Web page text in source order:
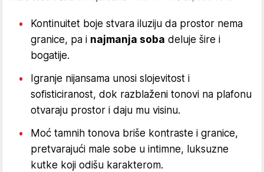
Kontinuitet boje stvara iluziju da prostor nema
granice, pa i najmanja soba deluje šire i
bogatije.
Igranje nijansama unosi slojevitost i
sofisticiranost, dok razblaženi tonovi na plafonu
otvaraju prostor i daju mu visinu.
Moć tamnih tonova briše kontraste i granice,
pretvarajući male sobe u intimne, luksuzne
kutke koji odišu karakterom.